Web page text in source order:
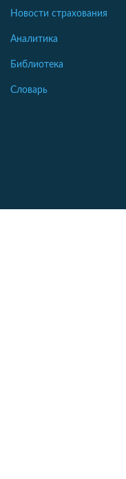
Новости страхования
Аналитика
Библиотека
Словарь